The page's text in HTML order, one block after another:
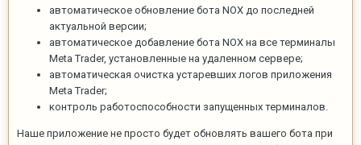
автоматическое обновление бота NOX до последней
актуальной версии;
автоматическое добавление бота NOX на все терминалы
Meta Trader, установленные на удаленном сервере;
автоматическая очистка устаревших логов приложения
Meta Trader;
контроль работоспособности запущенных терминалов.
Наше приложение не просто будет обновлять вашего бота при